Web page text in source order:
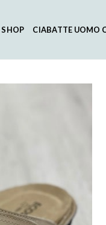
SHOP CIABATTE UOMO